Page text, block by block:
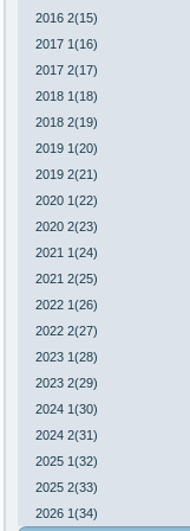
2016 2(15)
2017 1(16)
2017 2(17)
2018 1(18)
2018 2(19)
2019 1(20)
2019 2(21)
2020 1(22)
2020 2(23)
2021 1(24)
2021 2(25)
2022 1(26)
2022 2(27)
2023 1(28)
2023 2(29)
2024 1(30)
2024 2(31)
2025 1(32)
2025 2(33)
2026 1(34)